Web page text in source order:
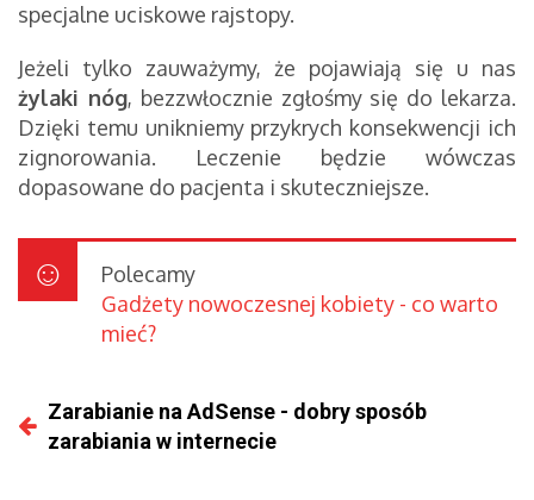
specjalne uciskowe rajstopy.
Jeżeli tylko zauważymy, że pojawiają się u nas
żylaki nóg, bezzwłocznie zgłośmy się do lekarza.
Dzięki temu unikniemy przykrych konsekwencji ich
zignorowania. Leczenie będzie wówczas
dopasowane do pacjenta i skuteczniejsze.
Polecamy
Gadżety nowoczesnej kobiety - co warto
mieć?
Zarabianie na AdSense - dobry sposób
zarabiania w internecie